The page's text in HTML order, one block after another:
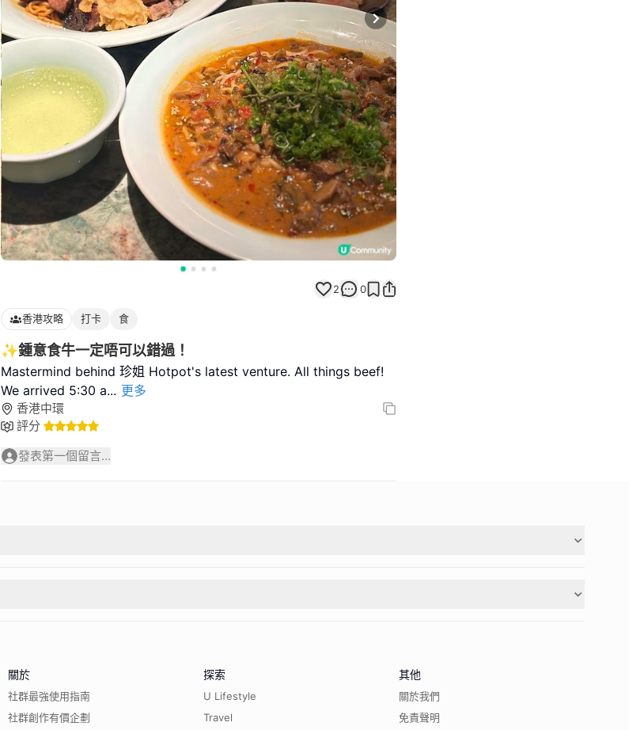
Next slide
2 0
香港攻略 打卡 食
✨鍾意食牛一定唔可以錯過！
Mastermind behind 珍姐 Hotpot's latest venture. All things beef!
We arrived 5:30 a... 更多
香港中環
評分
發表第一個留言...
關於
社群最強使用指南
社群創作有價企劃
探索
U Lifestyle
Travel
其他
關於我們
免責聲明